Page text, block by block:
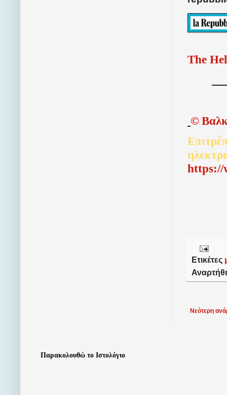
The
©
https://
Ετικέτες
Νεότερη
Παρακολουθώ το Ιστολόγιο